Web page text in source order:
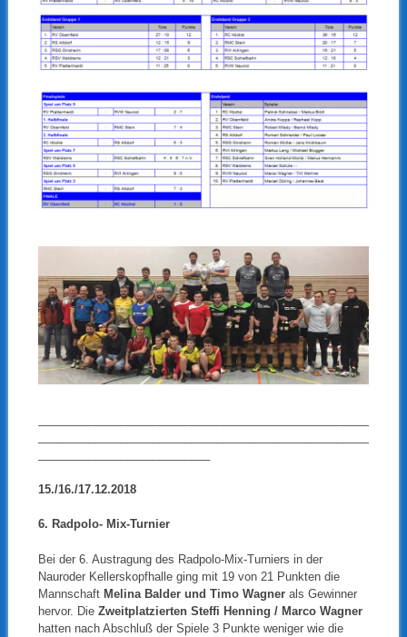
15./16./17.12.2018
6. Radpolo- Mix-Turnier
Bei der 6. Austragung des Radpolo-Mix-Turniers in der
Nauroder Kellerskopfhalle ging mit 19 von 21 Punkten die
Mannschaft Melina Balder und Timo Wagner als Gewinner
hervor. Die Zweitplatzierten Steffi Henning / Marco Wagner
hatten nach Abschluß der Spiele 3 Punkte weniger wie die